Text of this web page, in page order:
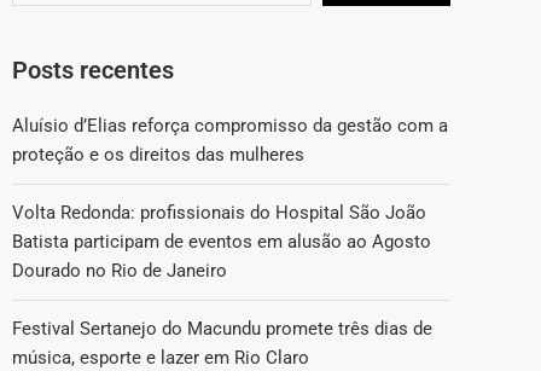
Posts recentes
Aluísio d’Elias reforça compromisso da gestão com a
proteção e os direitos das mulheres
Volta Redonda: profissionais do Hospital São João
Batista participam de eventos em alusão ao Agosto
Dourado no Rio de Janeiro
Festival Sertanejo do Macundu promete três dias de
música, esporte e lazer em Rio Claro